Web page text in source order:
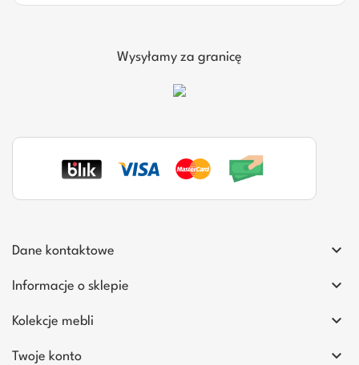
Wysyłamy za granicę
Dane kontaktowe 
Informacje o sklepie 
Kolekcje mebli 
Twoje konto 